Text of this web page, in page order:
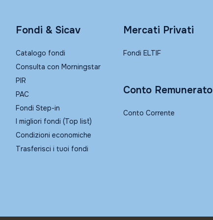
Fondi & Sicav
Catalogo fondi
Consulta con Morningstar
PIR
PAC
Fondi Step-in
I migliori fondi (Top list)
Condizioni economiche
Trasferisci i tuoi fondi
Mercati Privati
Fondi ELTIF
Conto Remunerato
Conto Corrente